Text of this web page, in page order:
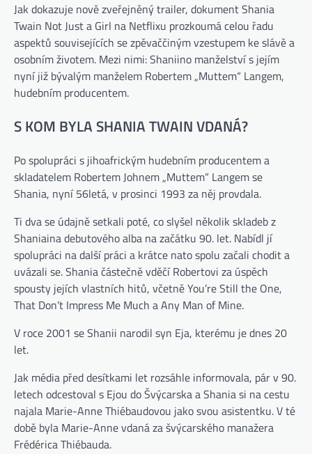
Jak dokazuje nově zveřejněný trailer, dokument Shania
Twain Not Just a Girl na Netflixu prozkoumá celou řadu
aspektů souvisejících se zpěvaččiným vzestupem ke slávě a
osobním životem. Mezi nimi: Shaniino manželství s jejím
nyní již bývalým manželem Robertem „Muttem“ Langem,
hudebním producentem.
S KOM BYLA SHANIA TWAIN VDANÁ?
Po spolupráci s jihoafrickým hudebním producentem a
skladatelem Robertem Johnem „Muttem“ Langem se
Shania, nyní 56letá, v prosinci 1993 za něj provdala.
Ti dva se údajně setkali poté, co slyšel několik skladeb z
Shaniaina debutového alba na začátku 90. let. Nabídl jí
spolupráci na další práci a krátce nato spolu začali chodit a
uvázali se. Shania částečně vděčí Robertovi za úspěch
spousty jejích vlastních hitů, včetně You’re Still the One,
That Don’t Impress Me Much a Any Man of Mine.
V roce 2001 se Shanii narodil syn Eja, kterému je dnes 20
let.
Jak média před desítkami let rozsáhle informovala, pár v 90.
letech odcestoval s Ejou do Švýcarska a Shania si na cestu
najala Marie-Anne Thiébaudovou jako svou asistentku. V té
době byla Marie-Anne vdaná za švýcarského manažera
Frédérica Thiébauda.